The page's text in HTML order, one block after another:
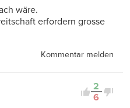
wäre.
erfordern grosse
Kommentar melden
2
6